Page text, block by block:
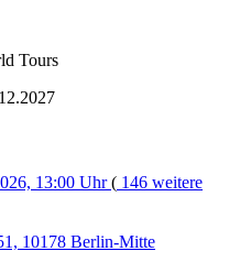
Tours
13:00 Uhr( 146 weitere
10178 Berlin-Mitte